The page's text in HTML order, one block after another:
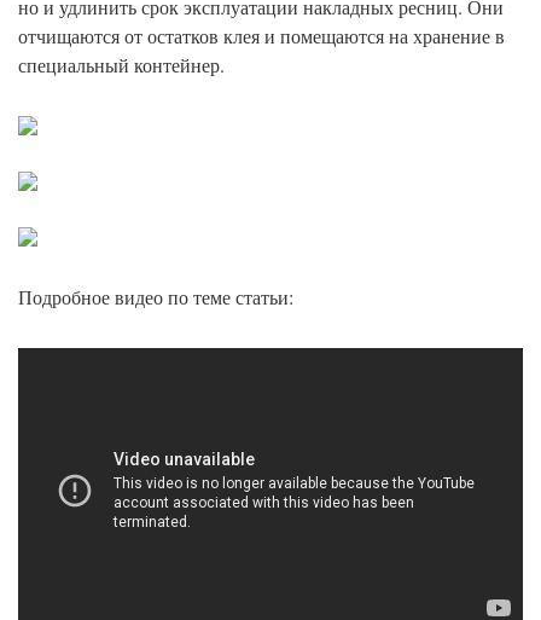
но и удлинить срок эксплуатации накладных ресниц. Они
отчищаются от остатков клея и помещаются на хранение в
специальный контейнер.
Подробное видео по теме статьи: